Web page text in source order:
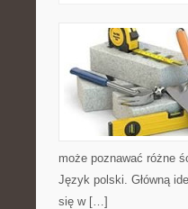
może poznawać różne
Język polski. Główną
się w […]